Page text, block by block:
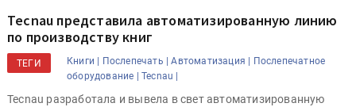
Tecnau представила автоматизированную линию
по производству книг
ТЕГИ Книги | Послепечать | Автоматизация | Послепечатное
оборудование | Tecnau |
Tecnau разработала и вывела в свет автоматизированную